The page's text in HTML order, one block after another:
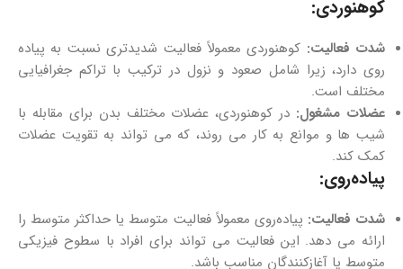
کوهنوردی:
شدت فعالیت: کوهنوردی معمولاً فعالیت شدیدتری نسبت به پیاده‌
روی دارد، زیرا شامل صعود و نزول در ترکیب با تراکم جغرافیایی
مختلف است.
عضلات مشغول: در کوهنوردی، عضلات مختلف بدن برای مقابله با
شیب‌ ها و موانع به کار می‌ روند، که می‌ تواند به تقویت عضلات
کمک کند.
پیاده‌روی:
شدت فعالیت: پیاده‌روی معمولاً فعالیت متوسط یا حداکثر متوسط را
ارائه می‌ دهد. این فعالیت می‌ تواند برای افراد با سطوح فیزیکی
متوسط یا آغازکنندگان مناسب باشد.